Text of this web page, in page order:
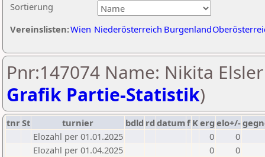
Sortierung
Vereinslisten:Wien Niederösterreich Burgenland
Pnr:147074 Name: Nikita
Grafik Partie-Statistik)
tnrSt turnier bdld rd datumf Kerg elo+/-
Elozahl per 01.01.2025
0
0
Elozahl per 01.04.2025
0
0